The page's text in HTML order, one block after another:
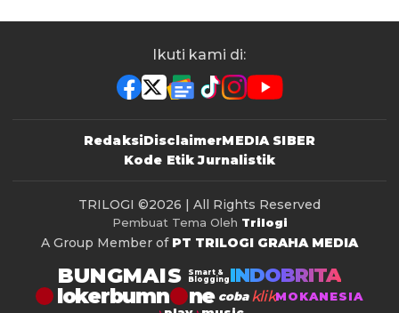
Ikuti kami di:
RedaksiDisclaimerMEDIA SIBER
Kode Etik Jurnalistik
TRILOGI ©2026 | All Rights Reserved
Pembuat Tema Oleh Trilogi
A Group Member of PT TRILOGI GRAHA MEDIA
BUNGMAIS
Smart &
Blogging INDOBRITA
lokerbumn coba klikMOKANESIA